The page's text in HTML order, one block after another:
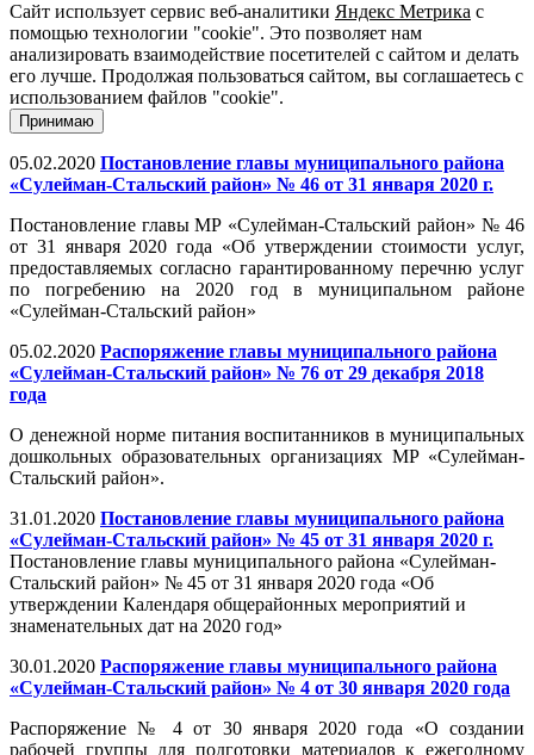
Сайт использует сервис веб-аналитики Яндекс Метрика с
помощью технологии "cookie". Это позволяет нам
анализировать взаимодействие посетителей с сайтом и делать
его лучше. Продолжая пользоваться сайтом, вы соглашаетесь с
использованием файлов "cookie".
Принимаю
05.02.2020 Постановление главы муниципального района
«Сулейман-Стальский район» № 46 от 31 января 2020 г.
Постановление главы МР «Сулейман-Стальский район» № 46
от 31 января 2020 года «Об утверждении стоимости услуг,
предоставляемых согласно гарантированному перечню услуг
по погребению на 2020 год в муниципальном районе
«Сулейман-Стальский район»
05.02.2020 Распоряжение главы муниципального района
«Сулейман-Стальский район» № 76 от 29 декабря 2018
года
О денежной норме питания воспитанников в муниципальных
дошкольных образовательных организациях MP «Сулейман-
Стальский район».
31.01.2020 Постановление главы муниципального района
«Сулейман-Стальский район» № 45 от 31 января 2020 г.
Постановление главы муниципального района «Сулейман-
Стальский район» № 45 от 31 января 2020 года «Об
утверждении Календаря общерайонных мероприятий и
знаменательных дат на 2020 год»
30.01.2020 Распоряжение главы муниципального района
«Сулейман-Стальский район» № 4 от 30 января 2020 года
Распоряжение № 4 от 30 января 2020 года «О создании
рабочей группы для подготовки материалов к ежегодному